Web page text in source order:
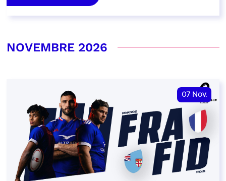
NOVEMBRE 2026
07 Nov.